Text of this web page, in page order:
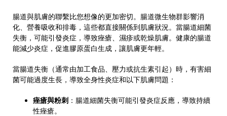
腸道與肌膚的聯繫比您想像的更加密切。腸道微生物群影響消
化、營養吸收和排毒，這些都直接關係到肌膚狀況。當腸道細菌
失衡，可能引發炎症，導致痤瘡、濕疹或乾燥肌膚。健康的腸道
能減少炎症，促進膠原蛋白生成，讓肌膚更年輕。
當腸道失衡（通常由加工食品、壓力或抗生素引起）時，有害細
菌可能過度生長，導致全身性炎症和以下肌膚問題：
痤瘡與粉刺 ：腸道細菌失衡可能引發炎症反應，導致持續
性痤瘡。